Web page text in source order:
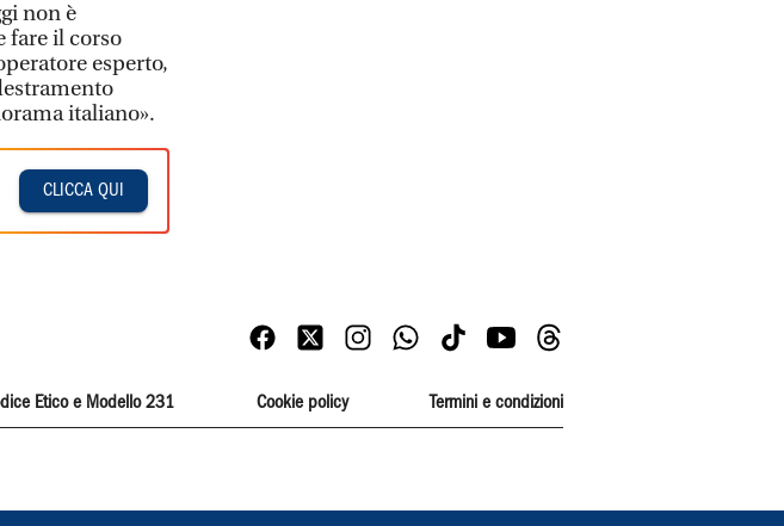
non è
fare il corso
esperto,
italiano».
CLICCA QUI
Etico e Modello 231 Cookie policy Termini e condizioni